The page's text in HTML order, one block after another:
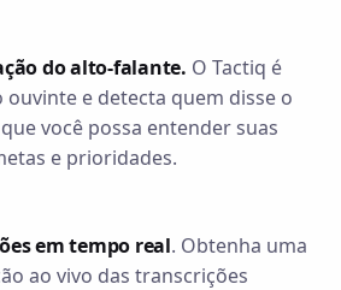
do alto-falante. O Tactiq é
e detecta quem disse o
você possa entender suas
e prioridades.
em tempo real. Obtenha uma
ao vivo das transcrições